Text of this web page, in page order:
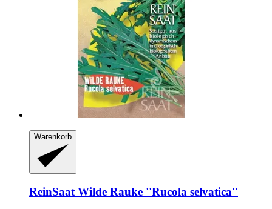
Warenkorb
ReinSaat Wilde Rauke ''Rucola selvatica''